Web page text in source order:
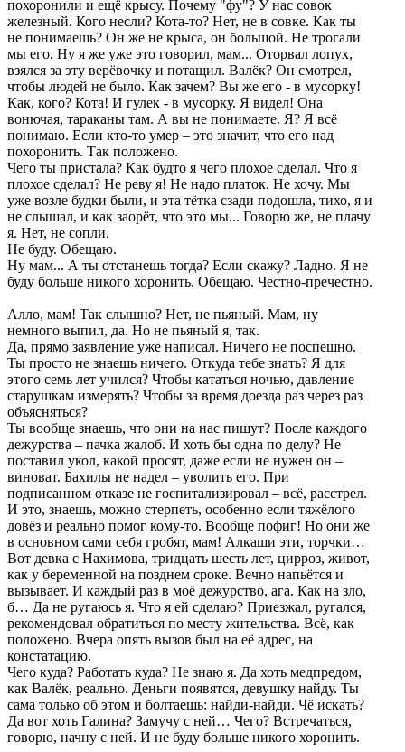
похоронили и ещё крысу. Почему "фу"? У нас совок
железный. Кого несли? Кота-то? Нет, не в совке. Как ты
не понимаешь? Он же не крыса, он большой. Не трогали
мы его. Ну я же уже это говорил, мам... Оторвал лопух,
взялся за эту верёвочку и потащил. Валёк? Он смотрел,
чтобы людей не было. Как зачем? Вы же его - в мусорку!
Как, кого? Кота! И гулек - в мусорку. Я видел! Она
вонючая, тараканы там. А вы не понимаете. Я? Я всё
понимаю. Если кто-то умер – это значит, что его над
похоронить. Так положено.
Чего ты пристала? Как будто я чего плохое сделал. Что я
плохое сделал? Не реву я! Не надо платок. Не хочу. Мы
уже возле будки были, и эта тётка сзади подошла, тихо, я и
не слышал, и как заорёт, что это мы... Говорю же, не плачу
я. Нет, не сопли.
Не буду. Обещаю.
Ну мам... А ты отстанешь тогда? Если скажу? Ладно. Я не
буду больше никого хоронить. Обещаю. Честно-пречестно.
Алло, мам! Так слышно? Нет, не пьяный. Мам, ну
немного выпил, да. Но не пьяный я, так.
Да, прямо заявление уже написал. Ничего не поспешно.
Ты просто не знаешь ничего. Откуда тебе знать? Я для
этого семь лет учился? Чтобы кататься ночью, давление
старушкам измерять? Чтобы за время доезда раз через раз
объясняться?
Ты вообще знаешь, что они на нас пишут? После каждого
дежурства – пачка жалоб. И хоть бы одна по делу? Не
поставил укол, какой просят, даже если не нужен он –
виноват. Бахилы не надел – уволить его. При
подписанном отказе не госпитализировал – всё, расстрел.
И это, знаешь, можно стерпеть, особенно если тяжёлого
довёз и реально помог кому-то. Вообще пофиг! Но они же
в основном сами себя гробят, мам! Алкаши эти, торчки…
Вот девка с Нахимова, тридцать шесть лет, цирроз, живот,
как у беременной на позднем сроке. Вечно напьётся и
вызывает. И каждый раз в моё дежурство, ага. Как на зло,
б… Да не ругаюсь я. Что я ей сделаю? Приезжал, ругался,
рекомендовал обратиться по месту жительства. Всё, как
положено. Вчера опять вызов был на её адрес, на
констатацию.
Чего куда? Работать куда? Не знаю я. Да хоть медпредом,
как Валёк, реально. Деньги появятся, девушку найду. Ты
сама только об этом и болтаешь: найди-найди. Чё искать?
Да вот хоть Галина? Замучу с ней… Чего? Встречаться,
говорю, начну с ней. И не буду больше никого хоронить.